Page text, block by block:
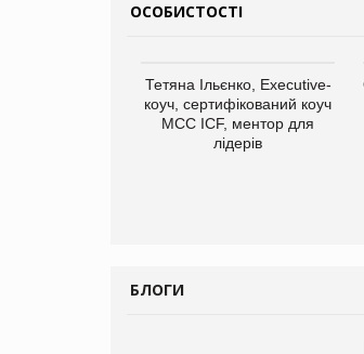
ОСОБИСТОСТІ
Тетяна Ільєнко, Executive-
коуч, сертифікований коуч
МСС ICF, ментор для
лідерів
БЛОГИ